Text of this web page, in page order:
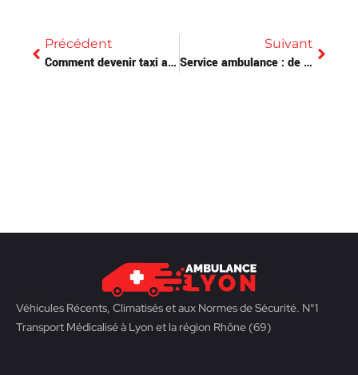
Précédent
Comment devenir taxi ambulance ?
Suivant
Service ambulance : de l’urgence à la routine, comprendre leur rôle primordial dans notre santé
Véhicules Récents, Climatisés et aux Normes de Sécurité. N°1
Transport Médicalisé à Lyon et la région Rhône (69)